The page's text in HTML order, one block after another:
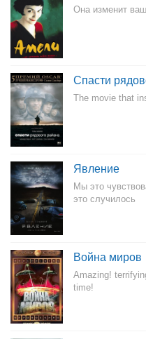
Она изменит
Спасти
The movie that
Явление
Мы это
это случилось
Война миров
Amazing!
time!